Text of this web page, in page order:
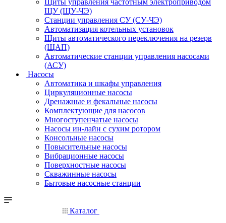
Щиты управления частотным электроприводом
ЩУ (ЩУ-ЧЭ)
Станции управления СУ (СУ-ЧЭ)
Автоматизация котельных установок
Щиты автоматического переключения на резерв
(ЩАП)
Автоматические станции управления насосами
(АСУ)
Насосы
Автоматика и шкафы управления
Циркуляционные насосы
Дренажные и фекальные насосы
Комплектующие для насосов
Многоступенчатые насосы
Насосы ин-лайн с сухим ротором
Консольные насосы
Повысительные насосы
Вибрационные насосы
Поверхностные насосы
Скважинные насосы
Бытовые насосные станции
Каталог